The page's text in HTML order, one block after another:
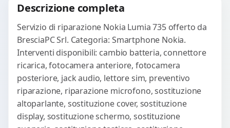
Descrizione completa
Servizio di riparazione Nokia Lumia 735 offerto da
BresciaPC Srl. Categoria: Smartphone Nokia.
Interventi disponibili: cambio batteria, connettore
ricarica, fotocamera anteriore, fotocamera
posteriore, jack audio, lettore sim, preventivo
riparazione, riparazione microfono, sostituzione
altoparlante, sostituzione cover, sostituzione
display, sostituzione schermo, sostituzione